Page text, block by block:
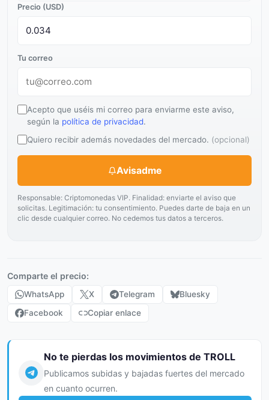
Precio (USD)
Tu correo
Acepto que uséis mi correo para enviarme este aviso,
según la política de privacidad.
Quiero recibir además novedades del mercado. (opcional)
Avisadme
Responsable: Criptomonedas VIP. Finalidad: enviarte el aviso que
solicitas. Legitimación: tu consentimiento. Puedes darte de baja en un
clic desde cualquier correo. No cedemos tus datos a terceros.
Comparte el precio:
WhatsApp X Telegram
Bluesky
Facebook
Copiar enlace
No te pierdas los movimientos de TROLL
Publicamos subidas y bajadas fuertes del mercado
en cuanto ocurren.